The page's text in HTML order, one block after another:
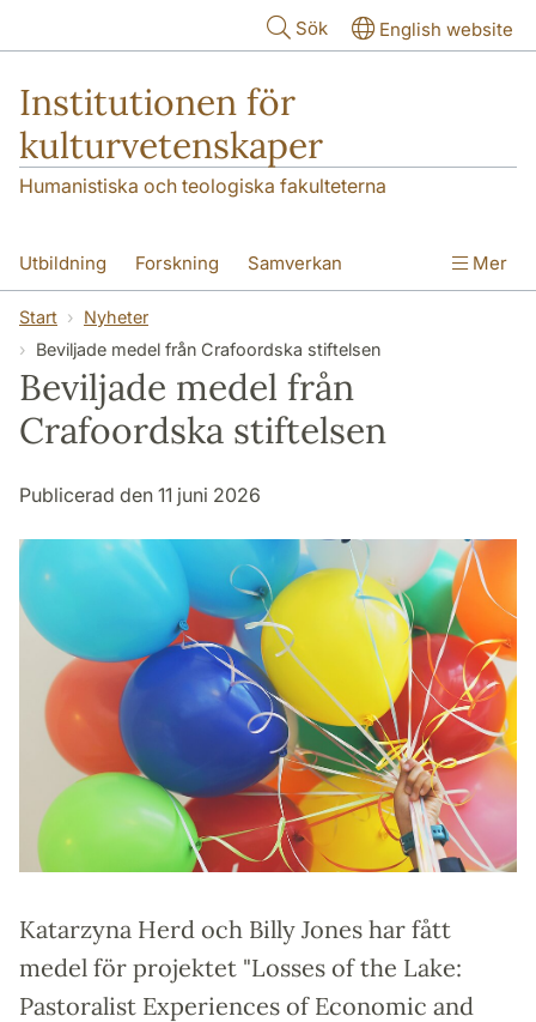
Sök English website
Institutionen för
kulturvetenskaper
Humanistiska och teologiska fakulteterna
Utbildning Forskning Samverkan
Om institutionen
Mer
Start
Nyheter
Beviljade medel från Crafoordska stiftelsen
Beviljade medel från
Crafoordska stiftelsen
Publicerad den 11 juni 2026
Katarzyna Herd och Billy Jones har fått
medel för projektet "Losses of the Lake:
Pastoralist Experiences of Economic and